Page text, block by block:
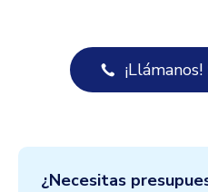
¡Llámanos!
¿Necesitas